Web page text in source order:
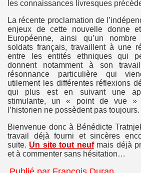
les connaissances livresques
La récente proclamation de
enjeux de cette nouvelle donne
Européenne, ainsi qu’un
soldats français, travaillent à une
entre les entités ethniques qui
donnent notamment à son
résonnance particulière qui
utilement les différentes réflexions
qui plus est en suivant une
stimulante, un « point de vue
l’historien ne possèdent pas toujours.
Bienvenue donc à Bénédicte
travail déjà fourni et sincères
suite. Un site tout neufmais déjà
et à commenter sans hésitation…